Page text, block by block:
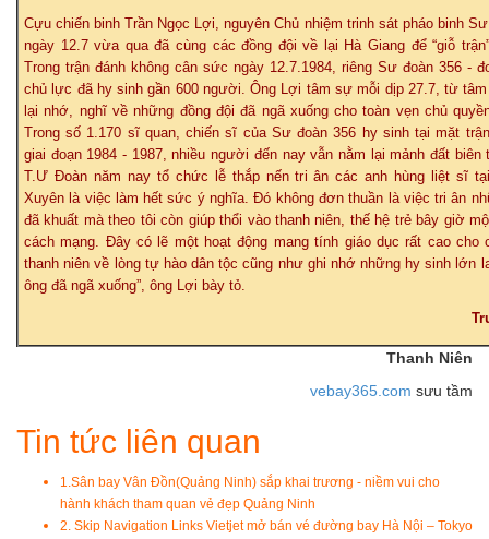
Cựu chiến binh Trần Ngọc Lợi, nguyên Chủ nhiệm trinh sát pháo binh
ngày 12.7 vừa qua đã cùng các đồng đội về lại Hà Giang để “giỗ
Trong trận đánh không cân sức ngày 12.7.1984, riêng Sư đoàn 356 -
chủ lực đã hy sinh gần 600 người. Ông Lợi tâm sự mỗi dịp 27.7, từ
lại nhớ, nghĩ về những đồng đội đã ngã xuống cho toàn vẹn chủ
Trong số 1.170 sĩ quan, chiến sĩ của Sư đoàn 356 hy sinh tại mặt
giai đoạn 1984 - 1987, nhiều người đến nay vẫn nằm lại mảnh đất biên
T.Ư Đoàn năm nay tổ chức lễ thắp nến tri ân các anh hùng liệt sĩ
Xuyên là việc làm hết sức ý nghĩa. Đó không đơn thuần là việc tri ân
đã khuất mà theo tôi còn giúp thổi vào thanh niên, thế hệ trẻ bây giờ
cách mạng. Đây có lẽ một hoạt động mang tính giáo dục rất cao cho
thanh niên về lòng tự hào dân tộc cũng như ghi nhớ những hy sinh lớn
ông đã ngã xuống”, ông Lợi bày tỏ.
Thanh Niên
vebay365.com sưu tầm
Tin tức liên quan
1.Sân bay Vân Đồn(Quảng Ninh) sắp khai trương - niềm vui cho
hành khách tham quan vẻ đẹp Quảng Ninh
2. Skip Navigation Links Vietjet mở bán vé đường bay Hà Nội – Tokyo